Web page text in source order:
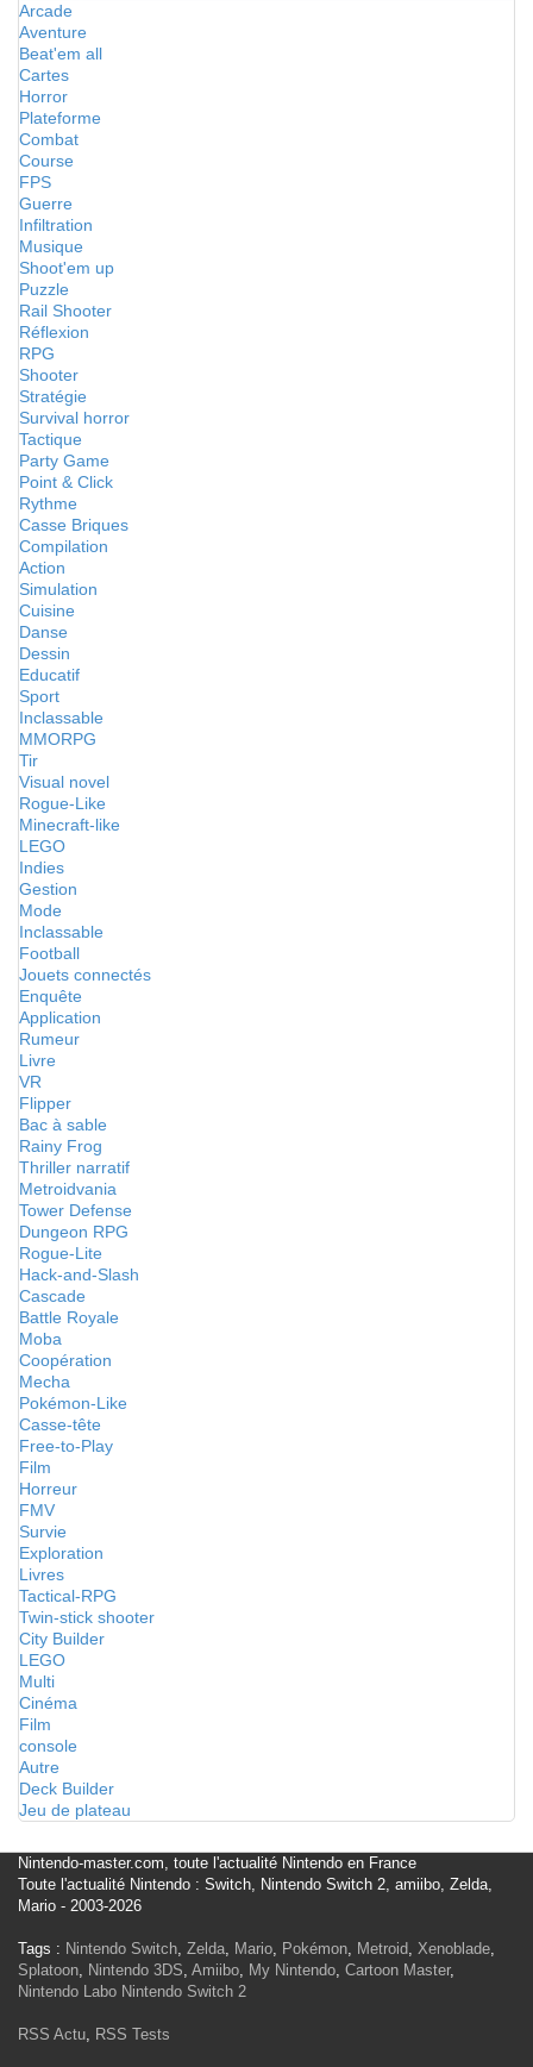
Arcade
Aventure
Beat'em all
Cartes
Horror
Plateforme
Combat
Course
FPS
Guerre
Infiltration
Musique
Shoot'em up
Puzzle
Rail Shooter
Réflexion
RPG
Shooter
Stratégie
Survival horror
Tactique
Party Game
Point & Click
Rythme
Casse Briques
Compilation
Action
Simulation
Cuisine
Danse
Dessin
Educatif
Sport
Inclassable
MMORPG
Tir
Visual novel
Rogue-Like
Minecraft-like
LEGO
Indies
Gestion
Mode
Inclassable
Football
Jouets connectés
Enquête
Application
Rumeur
Livre
VR
Flipper
Bac à sable
Rainy Frog
Thriller narratif
Metroidvania
Tower Defense
Dungeon RPG
Rogue-Lite
Hack-and-Slash
Cascade
Battle Royale
Moba
Coopération
Mecha
Pokémon-Like
Casse-tête
Free-to-Play
Film
Horreur
FMV
Survie
Exploration
Livres
Tactical-RPG
Twin-stick shooter
City Builder
LEGO
Multi
Cinéma
Film
console
Autre
Deck Builder
Jeu de plateau
Nintendo-master.com, toute l'actualité Nintendo en France
Toute l'actualité Nintendo : Switch, Nintendo Switch 2, amiibo, Zelda,
Mario - 2003-2026
Tags : Nintendo Switch, Zelda, Mario, Pokémon, Metroid, Xenoblade,
Splatoon, Nintendo 3DS, Amiibo, My Nintendo, Cartoon Master,
Nintendo Labo Nintendo Switch 2
RSS Actu, RSS Tests